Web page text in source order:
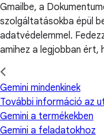
Gmailbe, a
szolgáltatásokba épül
adatvédelemmel.
amihez a legjobban ért,
Gemini mindenkinek
További információ az
Gemini a termékekben
Gemini a feladatokhoz